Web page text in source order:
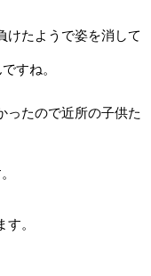
けたようで姿を消して
すね。
ったので近所の子供た
。